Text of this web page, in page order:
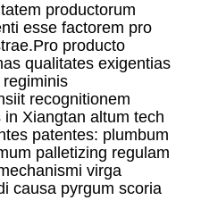
productorum
esse factorem pro
producto
qualitates exigentias
recognitionem
Xiangtan altum tech
patentes: plumbum
palletizing regulam
virga
causa pyrgum scoria